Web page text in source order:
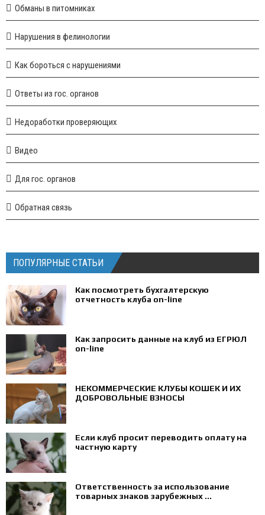
Обманы в питомниках
Нарушения в фелинологии
Как бороться с нарушениями
Ответы из гос. органов
Недоработки проверяющих
Видео
Для гос. органов
Обратная связь
ПОПУЛЯРНЫЕ СТАТЬИ
Как посмотреть бухгалтерскую
отчетность клуба on-line
Как запросить данные на клуб из ЕГРЮЛ
on-line
НЕКОММЕРЧЕСКИЕ КЛУБЫ КОШЕК И ИХ
ДОБРОВОЛЬНЫЕ ВЗНОСЫ
Если клуб просит переводить оплату на
частную карту
Ответственность за использование
товарных знаков зарубежных ...